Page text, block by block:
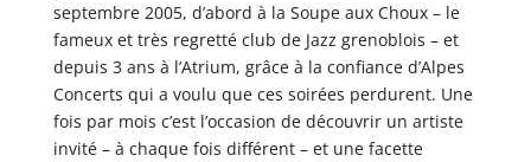
septembre 2005, d’abord à la Soupe aux Choux – le
fameux et très regretté club de Jazz grenoblois – et
depuis 3 ans à l’Atrium, grâce à la confiance d’Alpes
Concerts qui a voulu que ces soirées perdurent. Une
fois par mois c’est l’occasion de découvrir un artiste
invité – à chaque fois différent – et une facette